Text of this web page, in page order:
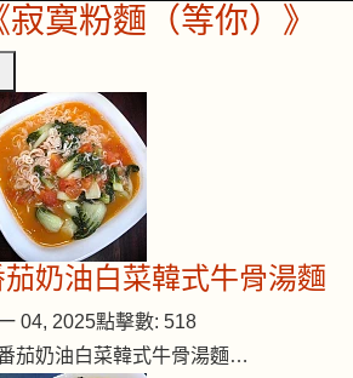
寂寞粉麵（等你）》
奶油白菜韓式牛骨湯麵
04, 2025點擊數: 518
茄奶油白菜韓式牛骨湯麵…